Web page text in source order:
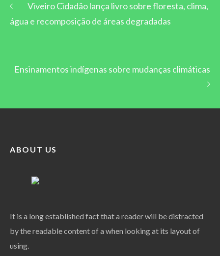
Viveiro Cidadão lança livro sobre floresta, clima,
água e recomposição de áreas degradadas
Ensinamentos indígenas sobre mudanças climáticas
ABOUT US
It is a long established fact that a reader will be distracted
by the readable content of a when looking at its layout of
using.